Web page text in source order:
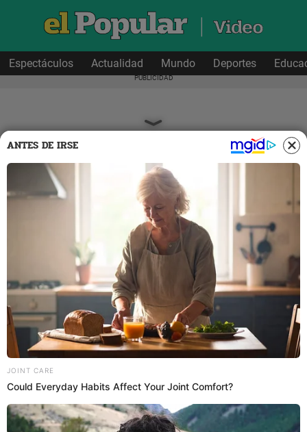
Espectáculos Actualidad Mundo Deportes
Videos
Popular salsera peruana presume su
NUEVA FIGURA tras operación de manga
gástrica y sorprende su cambio
ANTES DE IRSE